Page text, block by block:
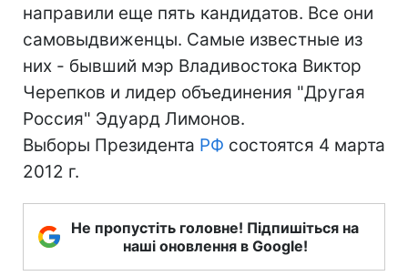
направили еще пять кандидатов. Все они
самовыдвиженцы. Самые известные из
них - бывший мэр Владивостока Виктор
Черепков и лидер объединения "Другая
Россия" Эдуард Лимонов.
Выборы Президента РФ состоятся 4 марта
2012 г.
Не пропустіть головне! Підпишіться на
наші оновлення в Google!